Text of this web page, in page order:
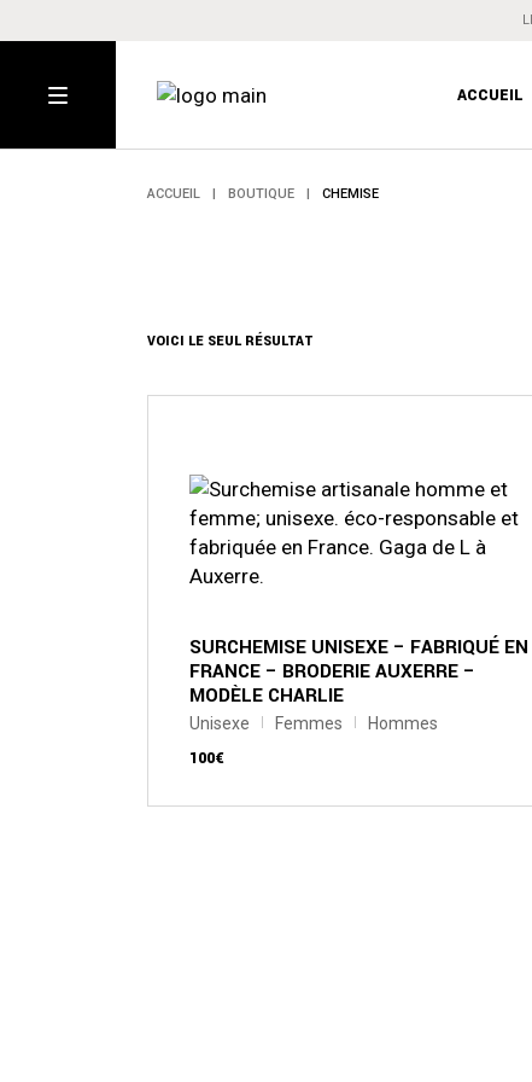
ACCUEIL
ACCUEIL BOUTIQUE CHEMISE
VOICI LE SEUL RÉSULTAT
SURCHEMISE UNISEXE – FABRIQUÉ EN
FRANCE – BRODERIE AUXERRE –
MODÈLE CHARLIE
Unisexe Femmes Hommes
100€
variations.
options
peuvent
choisies
page
produit